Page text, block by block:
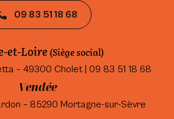
09 83 51 18 68
et-Loire (Siège social)
– 49300 Cholet | 09 83 51 18 68
Vendée
– 85290 Mortagne-sur-Sèvre